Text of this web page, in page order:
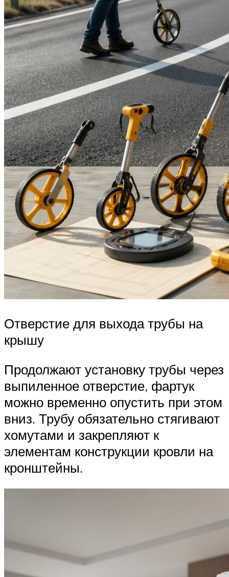
Отверстие для выхода трубы на
крышу
Продолжают установку трубы через
выпиленное отверстие, фартук
можно временно опустить при этом
вниз. Трубу обязательно стягивают
хомутами и закрепляют к
элементам конструкции кровли на
кронштейны.